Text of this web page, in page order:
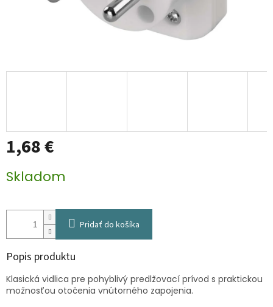
1,68 €
cena:
Skladom
Pridať do košíka
Popis produktu
Klasická vidlica pre pohyblivý predlžovací prívod s praktickou
možnosťou otočenia vnútorného zapojenia.